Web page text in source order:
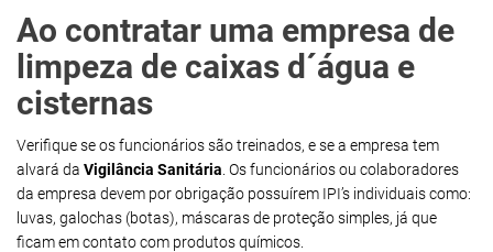
Ao contratar uma empresa de
limpeza de caixas d´água e
cisternas
Verifique se os funcionários são treinados, e se a empresa tem
alvará da Vigilância Sanitária . Os funcionários ou colaboradores
da empresa devem por obrigação possuírem IPI’s individuais como:
luvas, galochas (botas), máscaras de proteção simples, já que
ficam em contato com produtos químicos.